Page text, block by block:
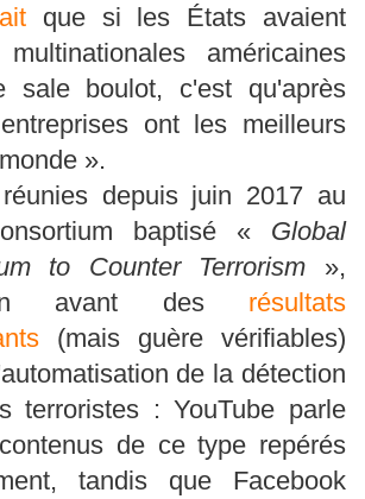
que si les États avaient
américaines
sale boulot, c'est qu'après
ont les meilleurs
».
depuis juin 2017 au
baptisé « Global
to Counter Terrorism »,
avant des résultats
(mais guère vérifiables)
de la détection
terroristes : YouTube parle
de ce type repérés
tandis que Facebook